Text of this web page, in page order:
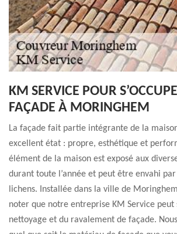
KM SERVICE POUR
FAÇADE À MORINGHEM
La façade fait partie intégrante de la
excellent état : propre, esthétique et
élément de la maison est exposé aux
durant toute l’année et peut être envahi par
lichens. Installée dans la ville de
noter que notre entreprise KM Service peut
nettoyage et du ravalement de façade.